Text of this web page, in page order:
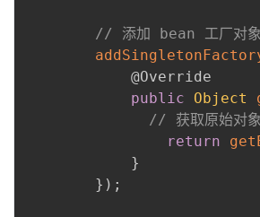
// 添加 bean 工厂对
@Override
public
Object
// 获取原始对
return
}
} ) ;